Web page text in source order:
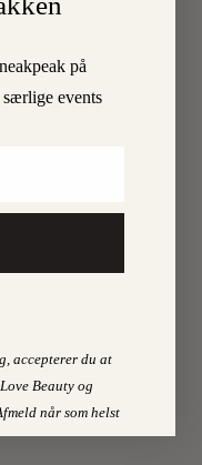
på
events
accepterer du at
Beauty og
når som helst